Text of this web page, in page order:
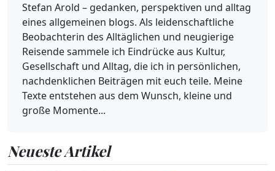
Stefan Arold – gedanken, perspektiven und alltag
eines allgemeinen blogs. Als leidenschaftliche
Beobachterin des Alltäglichen und neugierige
Reisende sammele ich Eindrücke aus Kultur,
Gesellschaft und Alltag, die ich in persönlichen,
nachdenklichen Beiträgen mit euch teile. Meine
Texte entstehen aus dem Wunsch, kleine und
große Momente...
Neueste Artikel